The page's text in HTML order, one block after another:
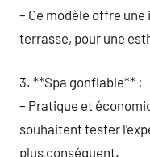
– Ce modèle offre
terrasse, pour une
3. **Spa gonflable** :
– Pratique et
souhaitent tester
plus conséquent.